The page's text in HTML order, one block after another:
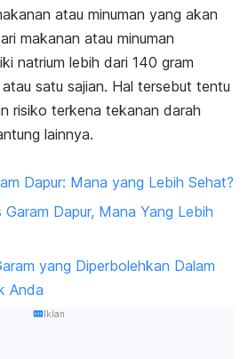
atau minuman yang akan
makanan atau minuman
natrium lebih dari 140 gram
satu sajian. Hal tersebut tentu
risiko terkena tekanan darah
lainnya.
Dapur: Mana yang Lebih Sehat?
Dapur, Mana Yang Lebih
yang Diperbolehkan Dalam
Anda
Iklan